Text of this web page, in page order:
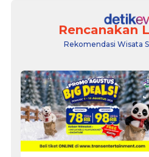
Rencanakan
Rekomendasi Wisata